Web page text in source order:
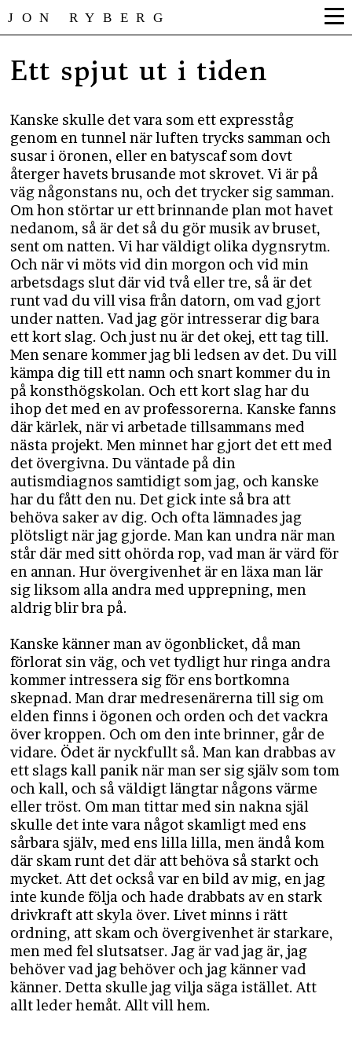
JON RYBERG
Ett spjut ut i tiden
Kanske skulle det vara som ett expresståg
genom en tunnel när luften trycks samman och
susar i öronen, eller en batyscaf som dovt
återger havets brusande mot skrovet. Vi är på
väg någonstans nu, och det trycker sig samman.
Om hon störtar ur ett brinnande plan mot havet
nedanom, så är det så du gör musik av bruset,
sent om natten. Vi har väldigt olika dygnsrytm.
Och när vi möts vid din morgon och vid min
arbetsdags slut där vid två eller tre, så är det
runt vad du vill visa från datorn, om vad gjort
under natten. Vad jag gör intresserar dig bara
ett kort slag. Och just nu är det okej, ett tag till.
Men senare kommer jag bli ledsen av det. Du vill
kämpa dig till ett namn och snart kommer du in
på konsthögskolan. Och ett kort slag har du
ihop det med en av professorerna. Kanske fanns
där kärlek, när vi arbetade tillsammans med
nästa projekt. Men minnet har gjort det ett med
det övergivna. Du väntade på din
autismdiagnos samtidigt som jag, och kanske
har du fått den nu. Det gick inte så bra att
behöva saker av dig. Och ofta lämnades jag
plötsligt när jag gjorde. Man kan undra när man
står där med sitt ohörda rop, vad man är värd för
en annan. Hur övergivenhet är en läxa man lär
sig liksom alla andra med upprepning, men
aldrig blir bra på.
Kanske känner man av ögonblicket, då man
förlorat sin väg, och vet tydligt hur ringa andra
kommer intressera sig för ens bortkomna
skepnad. Man drar medresenärerna till sig om
elden finns i ögonen och orden och det vackra
över kroppen. Och om den inte brinner, går de
vidare. Ödet är nyckfullt så. Man kan drabbas av
ett slags kall panik när man ser sig själv som tom
och kall, och så väldigt längtar någons värme
eller tröst. Om man tittar med sin nakna själ
skulle det inte vara något skamligt med ens
sårbara själv, med ens lilla lilla, men ändå kom
där skam runt det där att behöva så starkt och
mycket. Att det också var en bild av mig, en jag
inte kunde följa och hade drabbats av en stark
drivkraft att skyla över. Livet minns i rätt
ordning, att skam och övergivenhet är starkare,
men med fel slutsatser. Jag är vad jag är, jag
behöver vad jag behöver och jag känner vad
känner. Detta skulle jag vilja säga istället. Att
allt leder hemåt. Allt vill hem.